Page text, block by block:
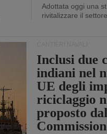
Adottata oggi una
rivitalizzare il settore
Inclusi due
indiani nel
UE degli
riciclaggio
proposto